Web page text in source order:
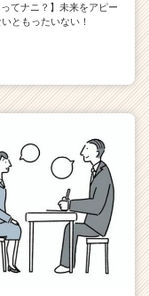
ってナニ？】未来をアピー
ともったいない！